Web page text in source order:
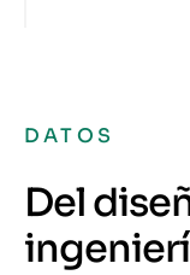
DATOS
Del